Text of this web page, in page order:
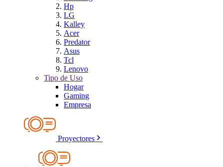
Hp
LG
Kalley
Acer
Predator
Asus
Tcl
Lenovo
Tipo de Uso
Hogar
Gaming
Empresa
Proyectores